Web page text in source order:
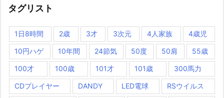
タグリスト
1日8時間 2歳 3才 3次元 4人家族 4歳児
10円ハゲ 10年間 24節気 50度 50肩 55歳
100才 100歳 101才 101歳 300馬力
CDプレイヤー DANDY LED電球 RSウイルス